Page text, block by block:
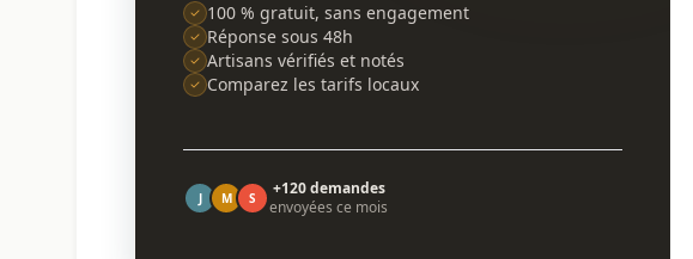
100 % gratuit, sans engagement
Réponse sous 48h
Artisans vérifiés et notés
Comparez les tarifs locaux
J M S
+120 demandes
envoyées ce mois